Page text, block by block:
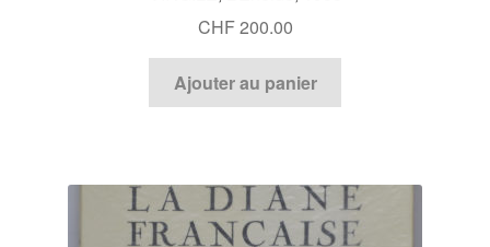
CHF200.00
Ajouter au panier